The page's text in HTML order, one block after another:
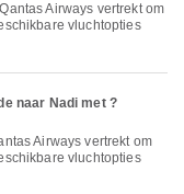
vluchtopties
naar Nadi met ?
vluchtopties